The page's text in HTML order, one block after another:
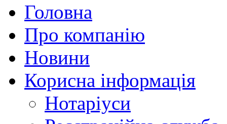
Головна
Про компанію
Новини
Корисна інформація
Нотаріуси